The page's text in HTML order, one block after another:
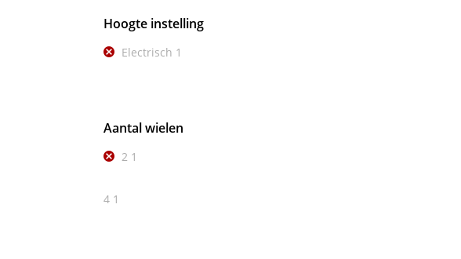
Hoogte instelling
Electrisch 1
Aantal wielen
2 1
4 1